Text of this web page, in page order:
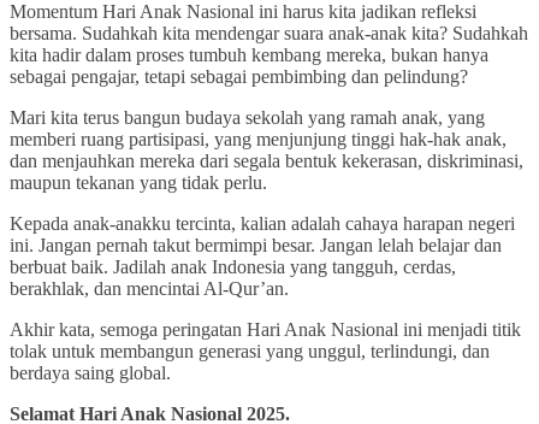
Momentum Hari Anak Nasional ini harus kita jadikan refleksi
bersama. Sudahkah kita mendengar suara anak-anak kita? Sudahkah
kita hadir dalam proses tumbuh kembang mereka, bukan hanya
sebagai pengajar, tetapi sebagai pembimbing dan pelindung?
Mari kita terus bangun budaya sekolah yang ramah anak, yang
memberi ruang partisipasi, yang menjunjung tinggi hak-hak anak,
dan menjauhkan mereka dari segala bentuk kekerasan, diskriminasi,
maupun tekanan yang tidak perlu.
Kepada anak-anakku tercinta, kalian adalah cahaya harapan negeri
ini. Jangan pernah takut bermimpi besar. Jangan lelah belajar dan
berbuat baik. Jadilah anak Indonesia yang tangguh, cerdas,
berakhlak, dan mencintai Al-Qur’an.
Akhir kata, semoga peringatan Hari Anak Nasional ini menjadi titik
tolak untuk membangun generasi yang unggul, terlindungi, dan
berdaya saing global.
Selamat Hari Anak Nasional 2025.